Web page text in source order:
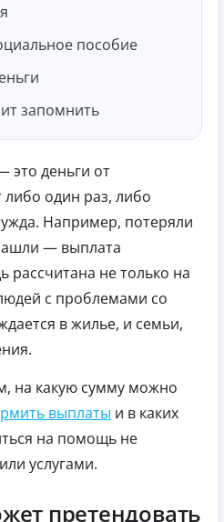
пособие
запомнить
это деньги от
либо один раз, либо
Например, потеряли
— выплата
не только на
с проблемами со
в жилье, и семьи,
на какую сумму можно
выплаты и в каких
на помощь не
услугами.
претендовать